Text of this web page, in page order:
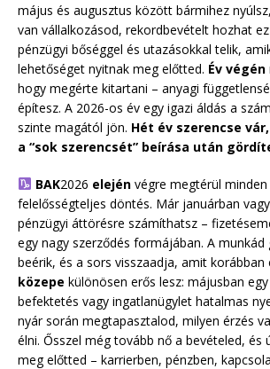
május és augusztus között bármihez
van vállalkozásod, rekordbevételt hozhat
pénzügyi bőséggel és utazásokkal telik,
lehetőséget nyitnak meg előtted. Év végén
hogy megérte kitartani – anyagi
építesz. A 2026-os év egy igazi áldás a
szinte magától jön. Hét év szerencse
a “sok szerencsét” beírása után
BAK2026 elejénvégre megtérül
felelősségteljes döntés. Már januárban
pénzügyi áttörésre számíthatsz –
egy nagy szerződés formájában. A munkád
beérik, és a sors visszaadja, amit korábban
közepe különösen erős lesz: májusban
befektetés vagy ingatlanügylet hatalmas
nyár során megtapasztalod, milyen érzés
élni. Ősszel még tovább nő a bevételed, és
meg előtted – karrierben, pénzben,